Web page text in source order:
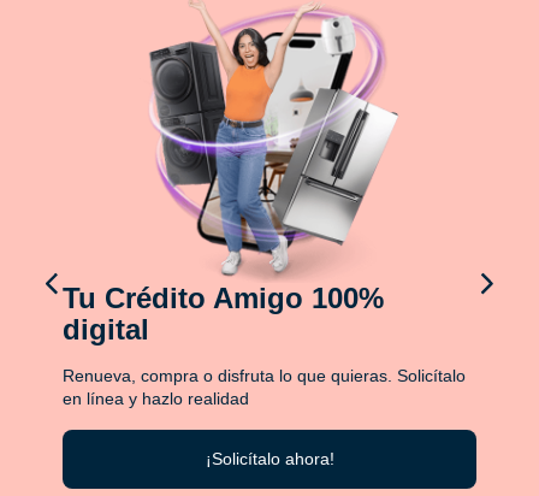
Tu Crédito Amigo 100%
digital
Renueva, compra o disfruta lo que quieras. Solicítalo
en línea y hazlo realidad
¡Solicítalo ahora!